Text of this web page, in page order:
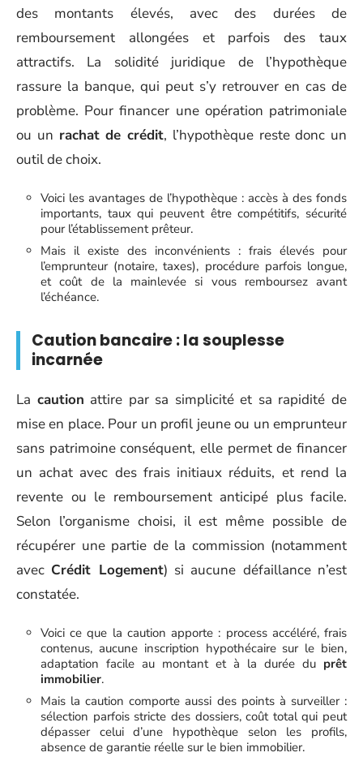
des montants élevés, avec des durées de
remboursement allongées et parfois des taux
attractifs. La solidité juridique de l’hypothèque
rassure la banque, qui peut s’y retrouver en cas de
problème. Pour financer une opération patrimoniale
ou un rachat de crédit, l’hypothèque reste donc un
outil de choix.
Voici les avantages de l’hypothèque : accès à des fonds
importants, taux qui peuvent être compétitifs, sécurité
pour l’établissement prêteur.
Mais il existe des inconvénients : frais élevés pour
l’emprunteur (notaire, taxes), procédure parfois longue,
et coût de la mainlevée si vous remboursez avant
l’échéance.
Caution bancaire : la souplesse
incarnée
La caution attire par sa simplicité et sa rapidité de
mise en place. Pour un profil jeune ou un emprunteur
sans patrimoine conséquent, elle permet de financer
un achat avec des frais initiaux réduits, et rend la
revente ou le remboursement anticipé plus facile.
Selon l’organisme choisi, il est même possible de
récupérer une partie de la commission (notamment
avec Crédit Logement) si aucune défaillance n’est
constatée.
Voici ce que la caution apporte : process accéléré, frais
contenus, aucune inscription hypothécaire sur le bien,
adaptation facile au montant et à la durée du prêt
immobilier.
Mais la caution comporte aussi des points à surveiller :
sélection parfois stricte des dossiers, coût total qui peut
dépasser celui d’une hypothèque selon les profils,
absence de garantie réelle sur le bien immobilier.